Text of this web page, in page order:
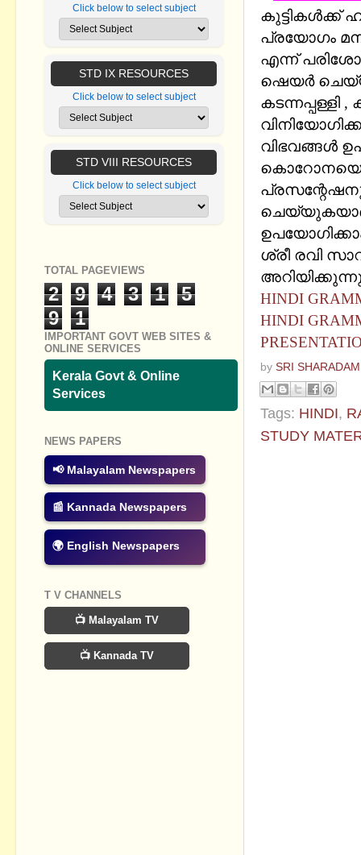
കുട്ടികൾക്ക്
പ്രയോഗം
എന്ന്
ഷെയര്‍
വിഭവങ്ങള്‍
കൊറോനയെ
ശ്രീ രവി
HINDI
HINDI
by SRI
Tags: HINDI,
STUDY
Click below to select subject
STD IX RESOURCES
Click below to select subject
STD VIII RESOURCES
Click below to select subject
TOTAL PAGEVIEWS
2 9 4 3 1
5
9
1
IMPORTANT GOVT WEB SITES &
ONLINE SERVICES
Kerala Govt & Online
Services
NEWS PAPERS
📢 Malayalam Newspapers
📰 Kannada Newspapers
🌍 English Newspapers
T V CHANNELS
📺 Malayalam TV
📺 Kannada TV